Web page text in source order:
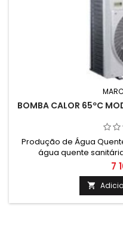
BOMBA CALOR 65ºC
Produção de Água
água quente
microprocessador,
diagnóstico e históricos
em
7
